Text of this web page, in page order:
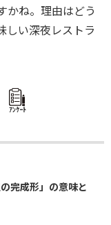
かね。理由はどう
しい深夜レストラ
ｱﾝｹｰﾄ
完成形」の意味と